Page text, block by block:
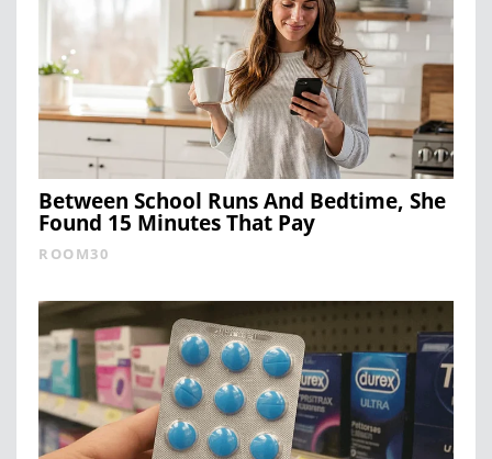
Between School Runs And Bedtime, She
Found 15 Minutes That Pay
ROOM30